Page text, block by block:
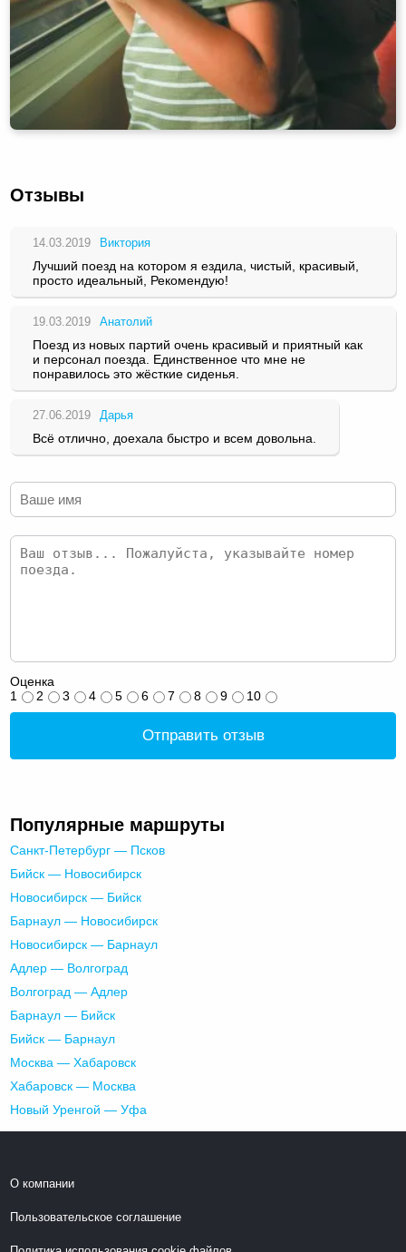
Отзывы
14.03.2019 Виктория
Лучший поезд на котором я ездила, чистый, красивый,
просто идеальный, Рекомендую!
19.03.2019 Анатолий
Поезд из новых партий очень красивый и приятный как
и персонал поезда. Единственное что мне не
понравилось это жёсткие сиденья.
27.06.2019 Дарья
Всё отлично, доехала быстро и всем довольна.
Оценка
1
2 3 4 5 6 7 8 9 10
Отправить отзыв
Популярные маршруты
Санкт-Петербург — Псков
Бийск — Новосибирск
Новосибирск — Бийск
Барнаул — Новосибирск
Новосибирск — Барнаул
Адлер — Волгоград
Волгоград — Адлер
Барнаул — Бийск
Бийск — Барнаул
Москва — Хабаровск
Хабаровск — Москва
Новый Уренгой — Уфа
О компании
Пользовательское соглашение